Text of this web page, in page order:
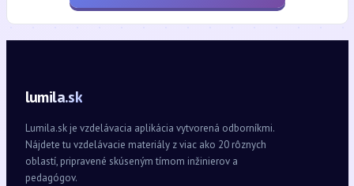
lumila.sk
Lumila.sk je vzdelávacia aplikácia vytvorená odborníkmi.
Nájdete tu vzdelávacie materiály z viac ako 20 rôznych
oblastí, pripravené skúseným tímom inžinierov a
pedagógov.